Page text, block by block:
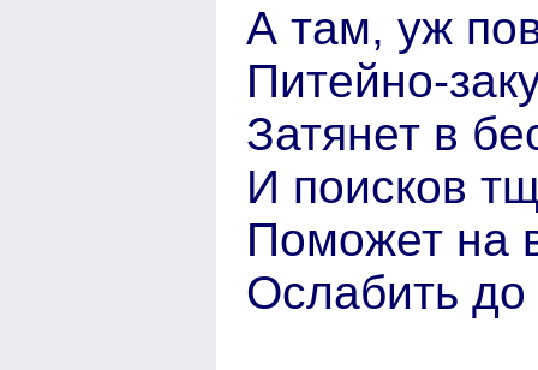
А там, уж
Питейно-
Затянет в
И поисков
Поможет на
Ослабить до